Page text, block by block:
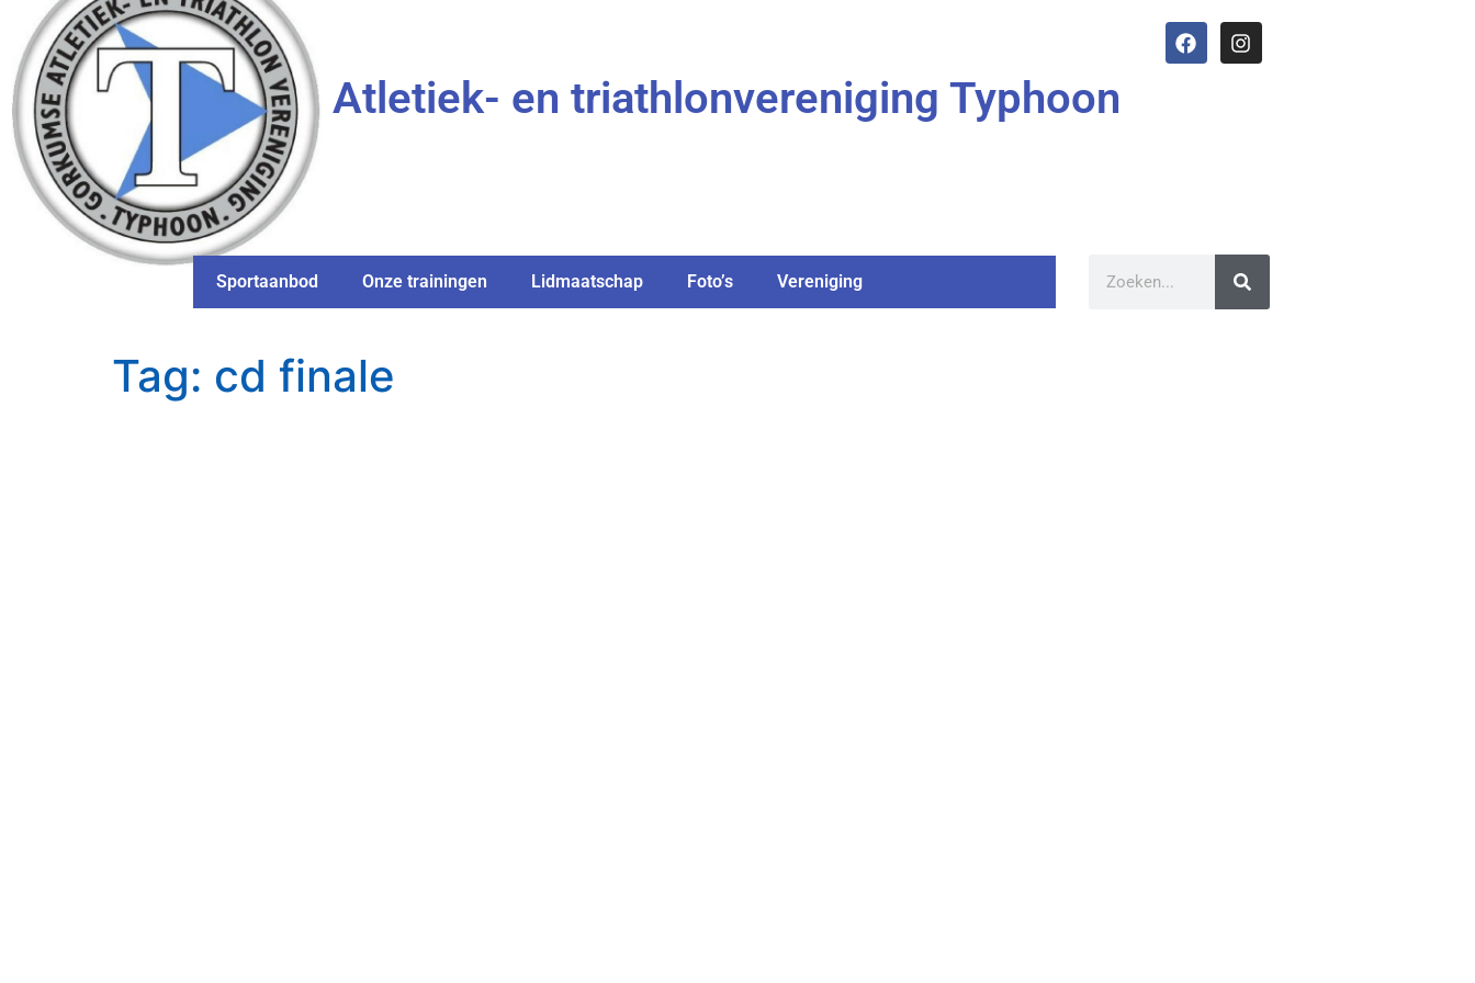
Atletiek- en triathlonvereniging Typhoon
Sportaanbod Onze trainingen Lidmaatschap Foto’s Vereniging
Tag: cd finale